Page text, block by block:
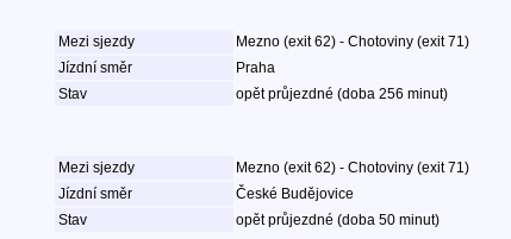
Mezi sjezdy
Mezno (exit 62) - Chotoviny (exit 71)
Jízdní směr
Praha
Stav opět průjezdné (doba 256 minut)
Mezi sjezdy
Mezno (exit 62) - Chotoviny (exit 71)
Jízdní směr
České Budějovice
Stav opět průjezdné (doba 50 minut)